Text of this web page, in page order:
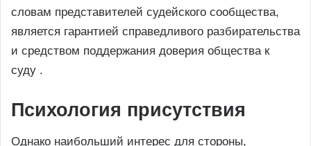
словам представителей судейского сообщества,
является гарантией справедливого разбирательства
и средством поддержания доверия общества к
суду .
Психология присутствия
Однако наибольший интерес для стороны,